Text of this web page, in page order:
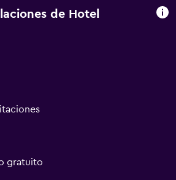
de Hotel
gratuito